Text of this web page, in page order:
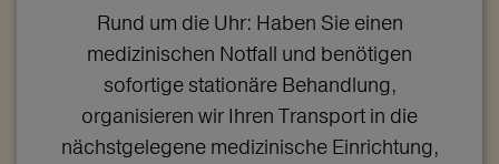
Rund um die Uhr: Haben Sie einen
medizinischen Notfall und benötigen
sofortige stationäre Behandlung,
organisieren wir Ihren Transport in die
nächstgelegene medizinische Einrichtung,